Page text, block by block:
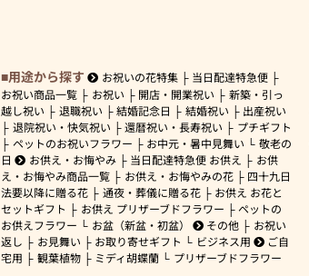
用途から探す お祝いの花特集
当日配達特急便
お祝い商品一覧
お祝い 開店・開業祝い
新築・引っ
越し祝い
退職祝い 結婚記念日 結婚祝い
出産祝い
退院祝い・快気祝い
還暦祝い・長寿祝い
プチギフト
ペットのお祝いフラワー
お中元・暑中見舞い
敬老の
日
お供え・お悔やみ 当日配達特急便 お供え
お供
え・お悔やみ商品一覧
お供え・お悔やみの花
四十九日
法要以降に贈る花
通夜・葬儀に贈る花
お供え お花と
セットギフト
お供え プリザーブドフラワー
ペットの
お供えフラワー
お盆（新盆・初盆） その他
お祝い
返し
お見舞い お取り寄せギフト ビジネス用
ご自
宅用
観葉植物 ミディ胡蝶蘭 プリザーブドフラワー